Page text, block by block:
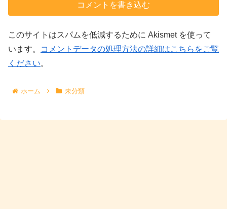
コメントを書き込む
このサイトはスパムを低減するために Akismet を使って
います。
コメントデータの処理方法の詳細はこちらをご覧
ください。
ホーム 未分類